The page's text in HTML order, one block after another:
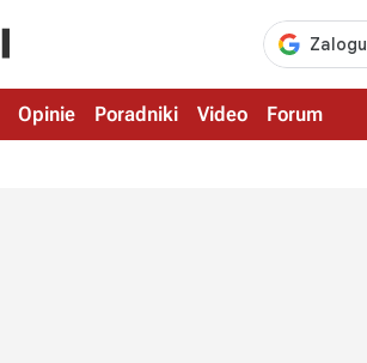
Opinie Poradniki Video Forum